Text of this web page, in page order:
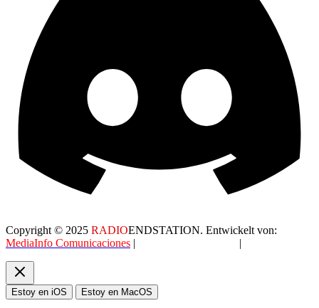
Copyright © 2025 RADIOENDSTATION. Entwickelt von:
MediaInfo Comunicaciones | |
Estoy en iOS Estoy en MacOS